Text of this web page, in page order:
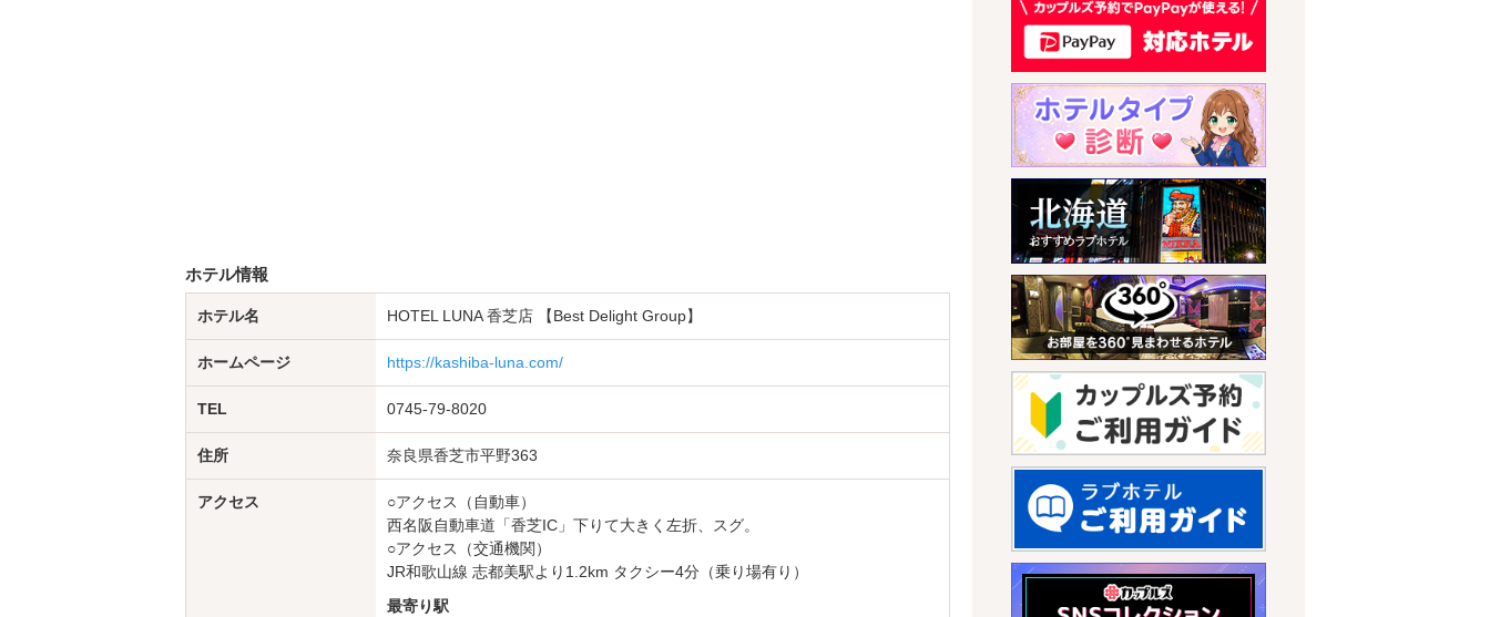
ホテル情報
ホテル名 HOTEL LUNA 香芝店 【Best Delight Group】
ホームページ https://kashiba-luna.com/
TEL 0745-79-8020
住所 奈良県香芝市平野363
アクセス
○アクセス（自動車）
西名阪自動車道「香芝IC」下りて大きく左折、スグ。
○アクセス（交通機関）
JR和歌山線 志都美駅より1.2km タクシー4分（乗り場有り）
最寄り駅